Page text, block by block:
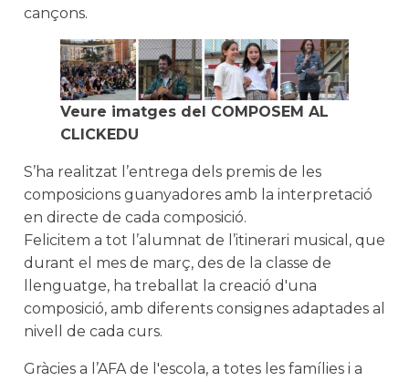
cançons.
Veure imatges del COMPOSEM AL
CLICKEDU
S’ha realitzat l’entrega dels premis de les
composicions guanyadores amb la interpretació
en directe de cada composició.
Felicitem a tot l’alumnat de l’itinerari musical, que
durant el mes de març, des de la classe de
llenguatge, ha treballat la creació d'una
composició, amb diferents consignes adaptades al
nivell de cada curs.
Gràcies a l’AFA de l'escola, a totes les famílies i a